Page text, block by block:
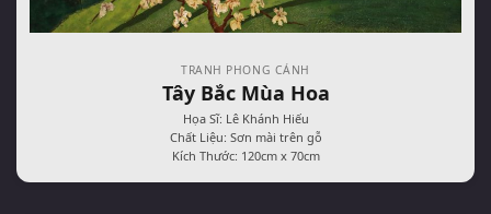
TRANH PHONG CẢNH
Tây Bắc Mùa Hoa
Họa Sĩ: Lê Khánh Hiếu
Chất Liệu: Sơn mài trên gỗ
Kích Thước: 120cm x 70cm